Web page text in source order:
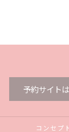
予約サイト
コンセプ